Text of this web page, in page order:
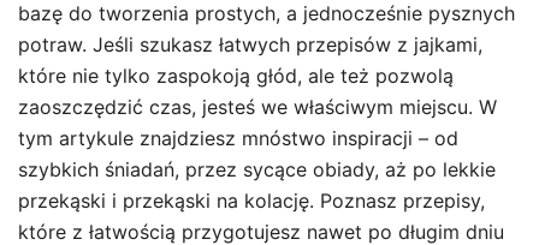
bazę do tworzenia prostych, a jednocześnie pysznych
potraw. Jeśli szukasz łatwych przepisów z jajkami,
które nie tylko zaspokoją głód, ale też pozwolą
zaoszczędzić czas, jesteś we właściwym miejscu. W
tym artykule znajdziesz mnóstwo inspiracji – od
szybkich śniadań, przez sycące obiady, aż po lekkie
przekąski i przekąski na kolację. Poznasz przepisy,
które z łatwością przygotujesz nawet po długim dniu